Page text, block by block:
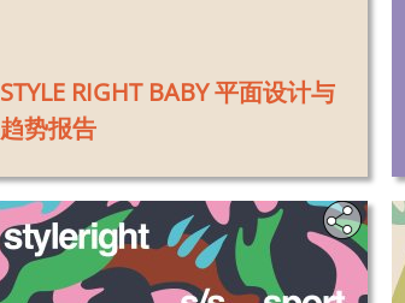
STYLE RIGHT BABY 平面设计与
趋势报告